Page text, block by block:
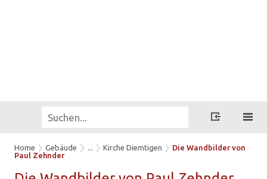
Home Gebäude ... Kirche Diemtigen
Die Wandbilder von
Paul Zehnder